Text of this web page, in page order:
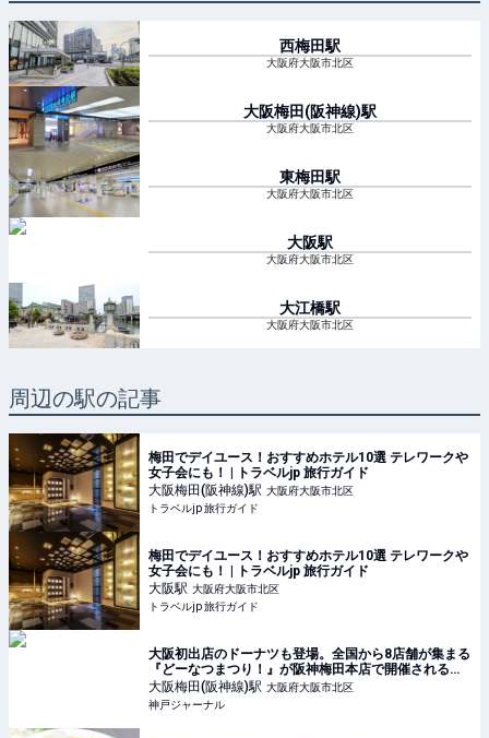
西梅田駅
大阪府大阪市北区
大阪梅田(阪神線)駅
大阪府大阪市北区
東梅田駅
大阪府大阪市北区
大阪駅
大阪府大阪市北区
大江橋駅
大阪府大阪市北区
周辺の駅の記事
梅田でデイユース！おすすめホテル10選 テレワークや
女子会にも！ | トラベルjp 旅行ガイド
大阪梅田(阪神線)駅 大阪府大阪市北区
トラベルjp 旅行ガイド
梅田でデイユース！おすすめホテル10選 テレワークや
女子会にも！ | トラベルjp 旅行ガイド
大阪駅 大阪府大阪市北区
トラベルjp 旅行ガイド
大阪初出店のドーナツも登場。全国から8店舗が集まる
『どーなつまつり！』が阪神梅田本店で開催されるみ
たい | 神戸ジャーナル
大阪梅田(阪神線)駅 大阪府大阪市北区
神戸ジャーナル